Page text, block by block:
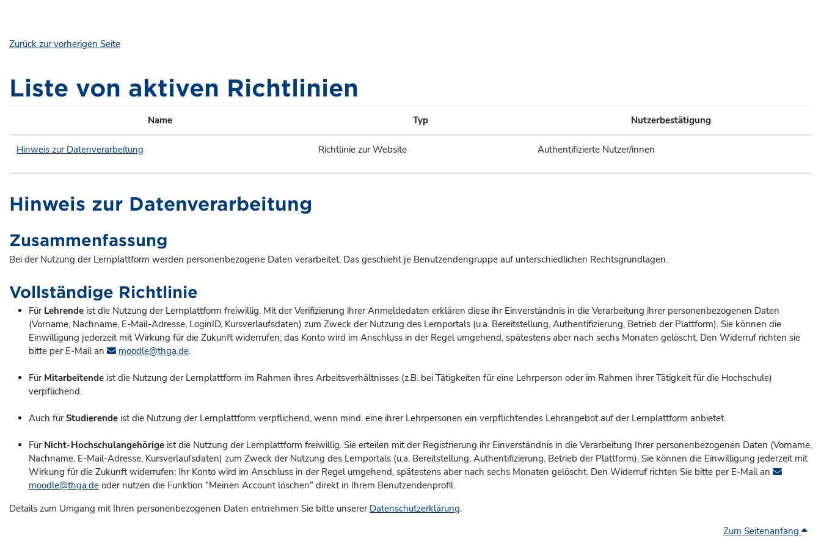
Zurück zur vorherigen Seite
Liste von aktiven Richtlinien
Name Typ Nutzerbestätigung
Hinweis zur Datenverarbeitung Richtlinie zur Website Authentifizierte Nutzer/innen
Hinweis zur Datenverarbeitung
Zusammenfassung
Bei der Nutzung der Lernplattform werden personenbezogene Daten verarbeitet. Das geschieht je Benutzendengruppe auf unterschiedlichen Rechtsgrundlagen.
Vollständige Richtlinie
Für Lehrende ist die Nutzung der Lernplattform freiwillig. Mit der Verifizierung ihrer Anmeldedaten erklären diese ihr Einverständnis in die Verarbeitung ihrer personenbezogenen Daten
(Vorname, Nachname, E-Mail-Adresse, LoginID, Kursverlaufsdaten) zum Zweck der Nutzung des Lernportals (u.a. Bereitstellung, Authentifizierung, Betrieb der Plattform). Sie können die
Einwilligung jederzeit mit Wirkung für die Zukunft widerrufen; das Konto wird im Anschluss in der Regel umgehend, spätestens aber nach sechs Monaten gelöscht. Den Widerruf richten sie
bitte per E-Mail an
moodle@thga.de.
Für Mitarbeitende ist die Nutzung der Lernplattform im Rahmen ihres Arbeitsverhältnisses (z.B. bei Tätigkeiten für eine Lehrperson oder im Rahmen ihrer Tätigkeit für die Hochschule)
verpflichend.
Auch fürStudierende ist die Nutzung der Lernplattform verpflichend, wenn mind. eine ihrer Lehrpersonen ein verpflichtendes Lehrangebot auf der Lernplattform anbietet.
Für Nicht-Hochschulangehörige ist die Nutzung der Lernplattform freiwillig. Sie erteilen mit der Registrierung ihr Einverständnis in die Verarbeitung Ihrer personenbezogenen Daten (Vorname,
Nachname, E-Mail-Adresse, Kursverlaufsdaten) zum Zweck der Nutzung des Lernportals (u.a. Bereitstellung, Authentifizierung, Betrieb der Plattform). Sie können die Einwilligung jederzeit mit
Wirkung für die Zukunft widerrufen; Ihr Konto wird im Anschluss in der Regel umgehend, spätestens aber nach sechs Monaten gelöscht. Den Widerruf richten Sie bitte per E-Mail an
moodle@thga.de oder nutzen die Funktion “Meinen Account löschen“ direkt in Ihrem Benutzendenprofil.
Details zum Umgang mit Ihren personenbezogenen Daten entnehmen Sie bitte unserer Datenschutzerklärung.
Zum Seitenanfang